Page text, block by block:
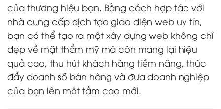
của thương hiệu bạn. Bằng cách hợp tác với
nhà cung cấp dịch tạo giao diện web uy tín,
bạn có thể tạo ra một xây dựng web không chỉ
đẹp về mặt thẩm mỹ mà còn mang lại hiệu
quả cao, thu hút khách hàng tiềm năng, thúc
đẩy doanh số bán hàng và đưa doanh nghiệp
của bạn lên một tầm cao mới.